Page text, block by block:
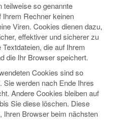
teilweise so genannte
Rechner keinen
Viren. Cookies dienen dazu,
effektiver und sicherer zu
die auf Ihrem
die Ihr Browser speichert.
Cookies sind so
Sie werden nach Ende Ihres
Andere Cookies bleiben auf
Sie diese löschen. Diese
Browser beim nächsten